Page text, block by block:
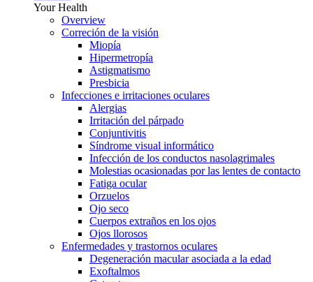
Your Health
Overview
Correción de la visión
Miopía
Hipermetropía
Astigmatismo
Presbicia
Infecciones e irritaciones oculares
Alergias
Irritación del párpado
Conjuntivitis
Síndrome visual informático
Infección de los conductos nasolagrimales
Molestias ocasionadas por las lentes de contacto
Fatiga ocular
Orzuelos
Ojo seco
Cuerpos extraños en los ojos
Ojos llorosos
Enfermedades y trastornos oculares
Degeneración macular asociada a la edad
Exoftalmos